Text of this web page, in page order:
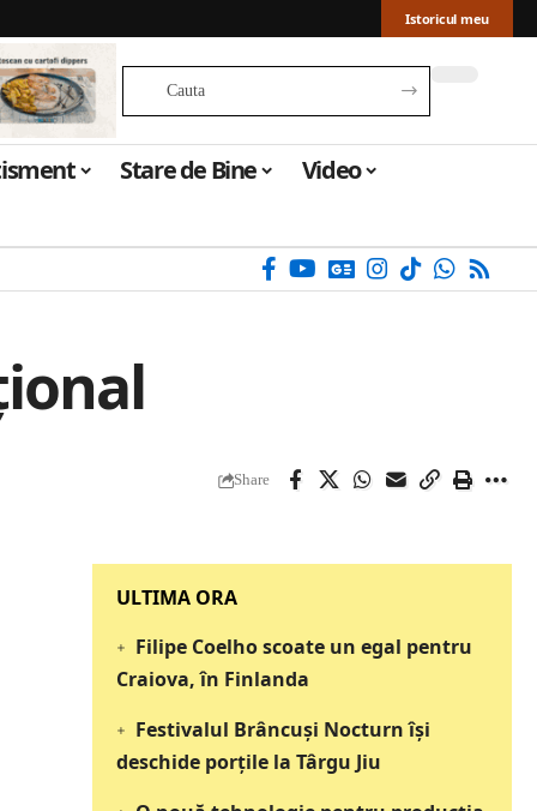
Istoricul meu
Stare de Bine Video
Share
‎‎‎‎‎‎‎ULTIMA ORA
Filipe Coelho scoate un egal pentru
Craiova, în Finlanda
Festivalul Brâncuși Nocturn își
deschide porțile la Târgu Jiu